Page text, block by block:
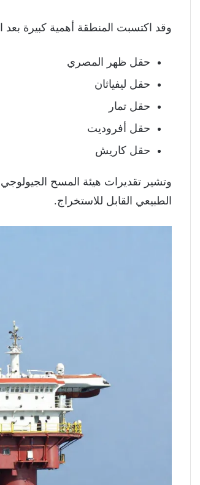
وقد اكتسبت المنطقة أهمية كبيرة بعد
حقل ظهر المصري
حقل ليفياثان
حقل تمار
حقل أفروديت
حقل كاريش
وتشير تقديرات هيئة المسح
الطبيعي القابل للاستخراج.